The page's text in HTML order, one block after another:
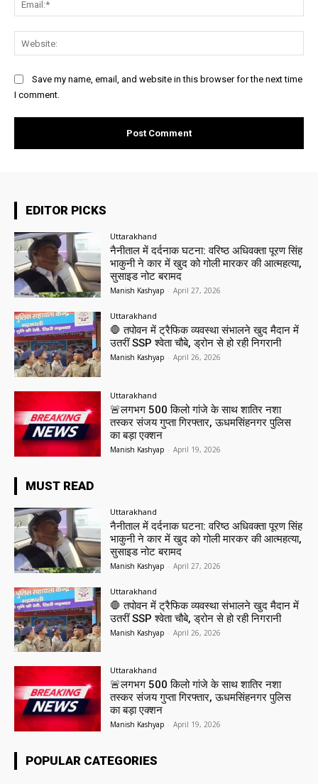
Save my name, email, and website in this browser for the next time
I comment.
EDITOR PICKS
Uttarakhand
नैनीताल में दर्दनाक घटना: वरिष्ठ अधिवक्ता पूरण सिंह
भाकुनी ने कार में खुद को गोली मारकर की आत्महत्या,
सुसाइड नोट बरामद
Manish Kashyap - April 27, 2026
Uttarakhand
🛑 तपोवन में ट्रैफिक व्यवस्था संभालने खुद मैदान में
उतरीं SSP श्वेता चौबे, ड्रोन से हो रही निगरानी
Manish Kashyap - April 26, 2026
Uttarakhand
🚨लगभग 500 किलो गांजे के साथ शातिर नशा
तस्कर संजय गुप्ता गिरफ्तार, ऊधमसिंहनगर पुलिस
का बड़ा एक्शन
Manish Kashyap - April 19, 2026
MUST READ
Uttarakhand
नैनीताल में दर्दनाक घटना: वरिष्ठ अधिवक्ता पूरण सिंह
भाकुनी ने कार में खुद को गोली मारकर की आत्महत्या,
सुसाइड नोट बरामद
Manish Kashyap - April 27, 2026
Uttarakhand
🛑 तपोवन में ट्रैफिक व्यवस्था संभालने खुद मैदान में
उतरीं SSP श्वेता चौबे, ड्रोन से हो रही निगरानी
Manish Kashyap - April 26, 2026
Uttarakhand
🚨लगभग 500 किलो गांजे के साथ शातिर नशा
तस्कर संजय गुप्ता गिरफ्तार, ऊधमसिंहनगर पुलिस
का बड़ा एक्शन
Manish Kashyap - April 19, 2026
POPULAR CATEGORIES